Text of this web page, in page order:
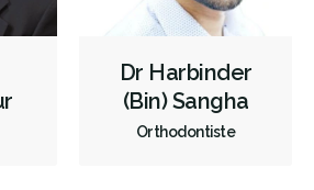
Réparateur
Sédation
Dr Harbinder
(Bin) Sangha
Orthodontiste